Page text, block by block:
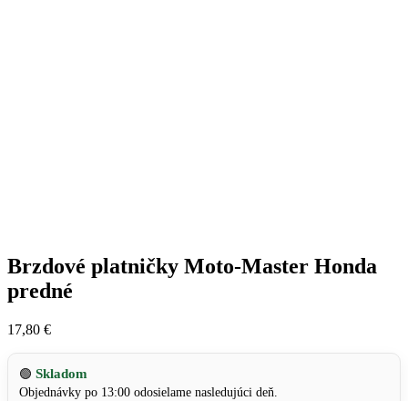
Brzdové platničky Moto-Master Honda
predné
17,80 €
🟢 Skladom
Objednávky po 13:00 odosielame nasledujúci deň.